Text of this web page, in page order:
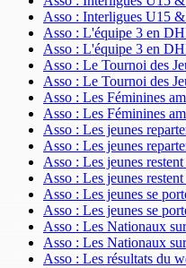
Asso : Interligues U15
Asso : L'équipe 3 en
Asso : L'équipe 3 en
Asso : Le Tournoi des
Asso : Le Tournoi des
Asso : Les Féminines
Asso : Les Féminines
Asso : Les jeunes
Asso : Les jeunes
Asso : Les jeunes
Asso : Les jeunes
Asso : Les jeunes se
Asso : Les jeunes se
Asso : Les Nationaux
Asso : Les Nationaux
Asso : Les résultats du